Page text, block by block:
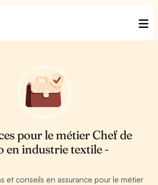
pour le métier Chef de
en industrie textile -
et conseils en assurance pour le métier